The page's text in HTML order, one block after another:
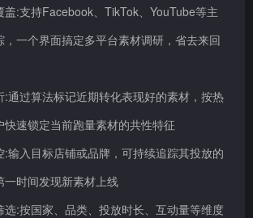
盖:支持Facebook、TikTok、YouTube等主
一个界面搞定多平台素材调研，省去来回
:通过算法标记近期转化表现好的素材，按热
快速锁定当前跑量素材的共性特征
输入目标店铺或品牌，可持续追踪其投放的
一时间发现新素材上线
选:按国家、品类、投放时长、互动量等维度